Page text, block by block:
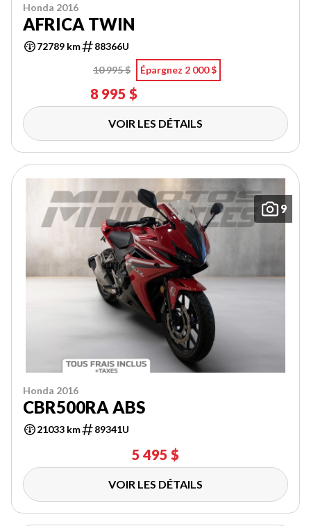
Honda 2016
AFRICA TWIN
72789 km
88366U
10 995 $
Épargnez 2 000 $
8 995 $
VOIR LES DÉTAILS
9
Honda 2016
CBR500RA ABS
21033 km 89341U
5 495 $
VOIR LES DÉTAILS